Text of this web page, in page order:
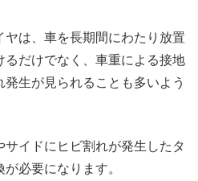
は、車を長期間にわたり放置
るだけでなく、車重による接地
生が見られることも多いよう
イドにヒビ割れが発生したタ
必要になります。